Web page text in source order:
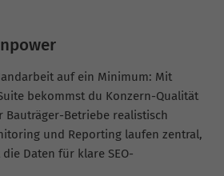
auf ein Minimum: Mit
bekommst du Konzern-Qualität
Betriebe realistisch
und Reporting laufen zentral,
Daten für klare SEO-